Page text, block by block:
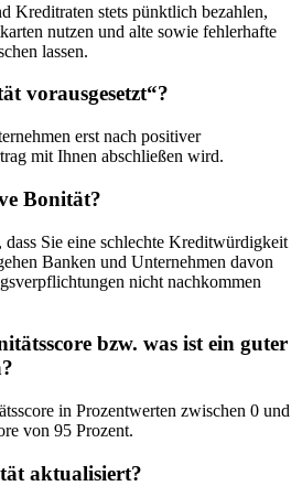
Kreditraten stets pünktlich bezahlen,
nutzen und alte sowie fehlerhafte
lassen.
vorausgesetzt“?
erst nach positiver
mit Ihnen abschließen wird.
Bonität?
Sie eine schlechte Kreditwürdigkeit
Banken und Unternehmen davon
nicht nachkommen
bzw. was ist ein guter
in Prozentwerten zwischen 0 und
von 95 Prozent.
aktualisiert?